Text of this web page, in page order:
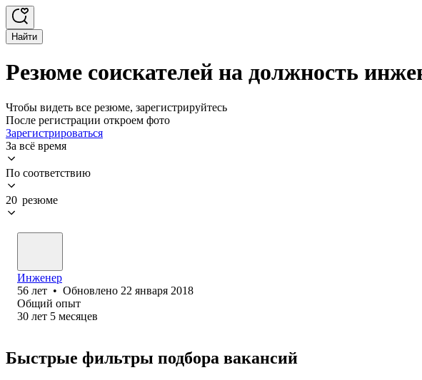
Найти
Резюме соискателей на должность
Чтобы видеть все резюме, зарегистрируйтесь
После регистрации откроем фото
Зарегистрироваться
За всё время
По соответствию
20 резюме
Инженер
56 лет • Обновлено 22 января 2018
Общий опыт
30 лет 5 месяцев
Быстрые фильтры подбора вакансий